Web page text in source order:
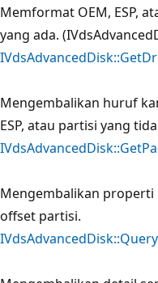
Memformat OEM, ESP,
yang ada.
Mengembalikan huruf
ESP, atau partisi yang
Mengembalikan
offset partisi.